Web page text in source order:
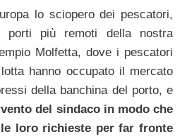
lo sciopero dei pescatori,
più remoti della nostra
Molfetta, dove i pescatori
hanno occupato il mercato
della banchina del porto, e
del sindaco in modo che
loro richieste per far fronte